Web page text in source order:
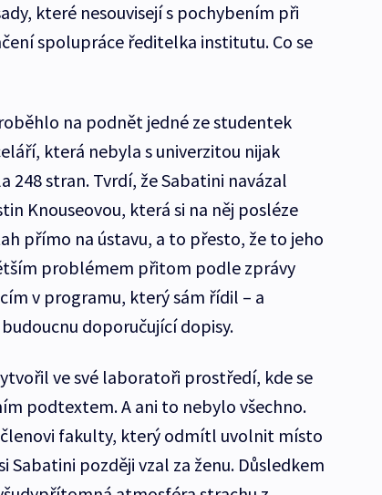
které nesouvisejí s pochybením při
spolupráce ředitelka institutu. Co se
na podnět jedné ze studentek
která nebyla s univerzitou nijak
248 stran. Tvrdí, že Sabatini navázal
Knouseovou, která si na něj posléze
přímo na ústavu, a to přesto, že to jeho
problémem přitom podle zprávy
v programu, který sám řídil – a
doporučující dopisy.
ve své laboratoři prostředí, kde se
podtextem. A ani to nebylo všechno.
fakulty, který odmítl uvolnit místo
Sabatini později vzal za ženu. Důsledkem